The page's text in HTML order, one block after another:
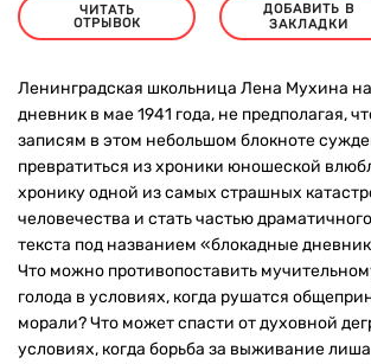
ЧИТАТЬ
ОТРЫВОК
ДОБАВИТЬ В
ЗАКЛАДКИ
Ленинградская школьница Лена Мухина
дневник в мае 1941 года, не предполагая,
записям в этом небольшом блокноте
превратиться из хроники юношеской
хронику одной из самых страшных
человечества и стать частью
текста под названием «блокадные
Что можно противопоставить
голода в условиях, когда рушатся
морали? Что может спасти от духовной
условиях, когда борьба за выживание